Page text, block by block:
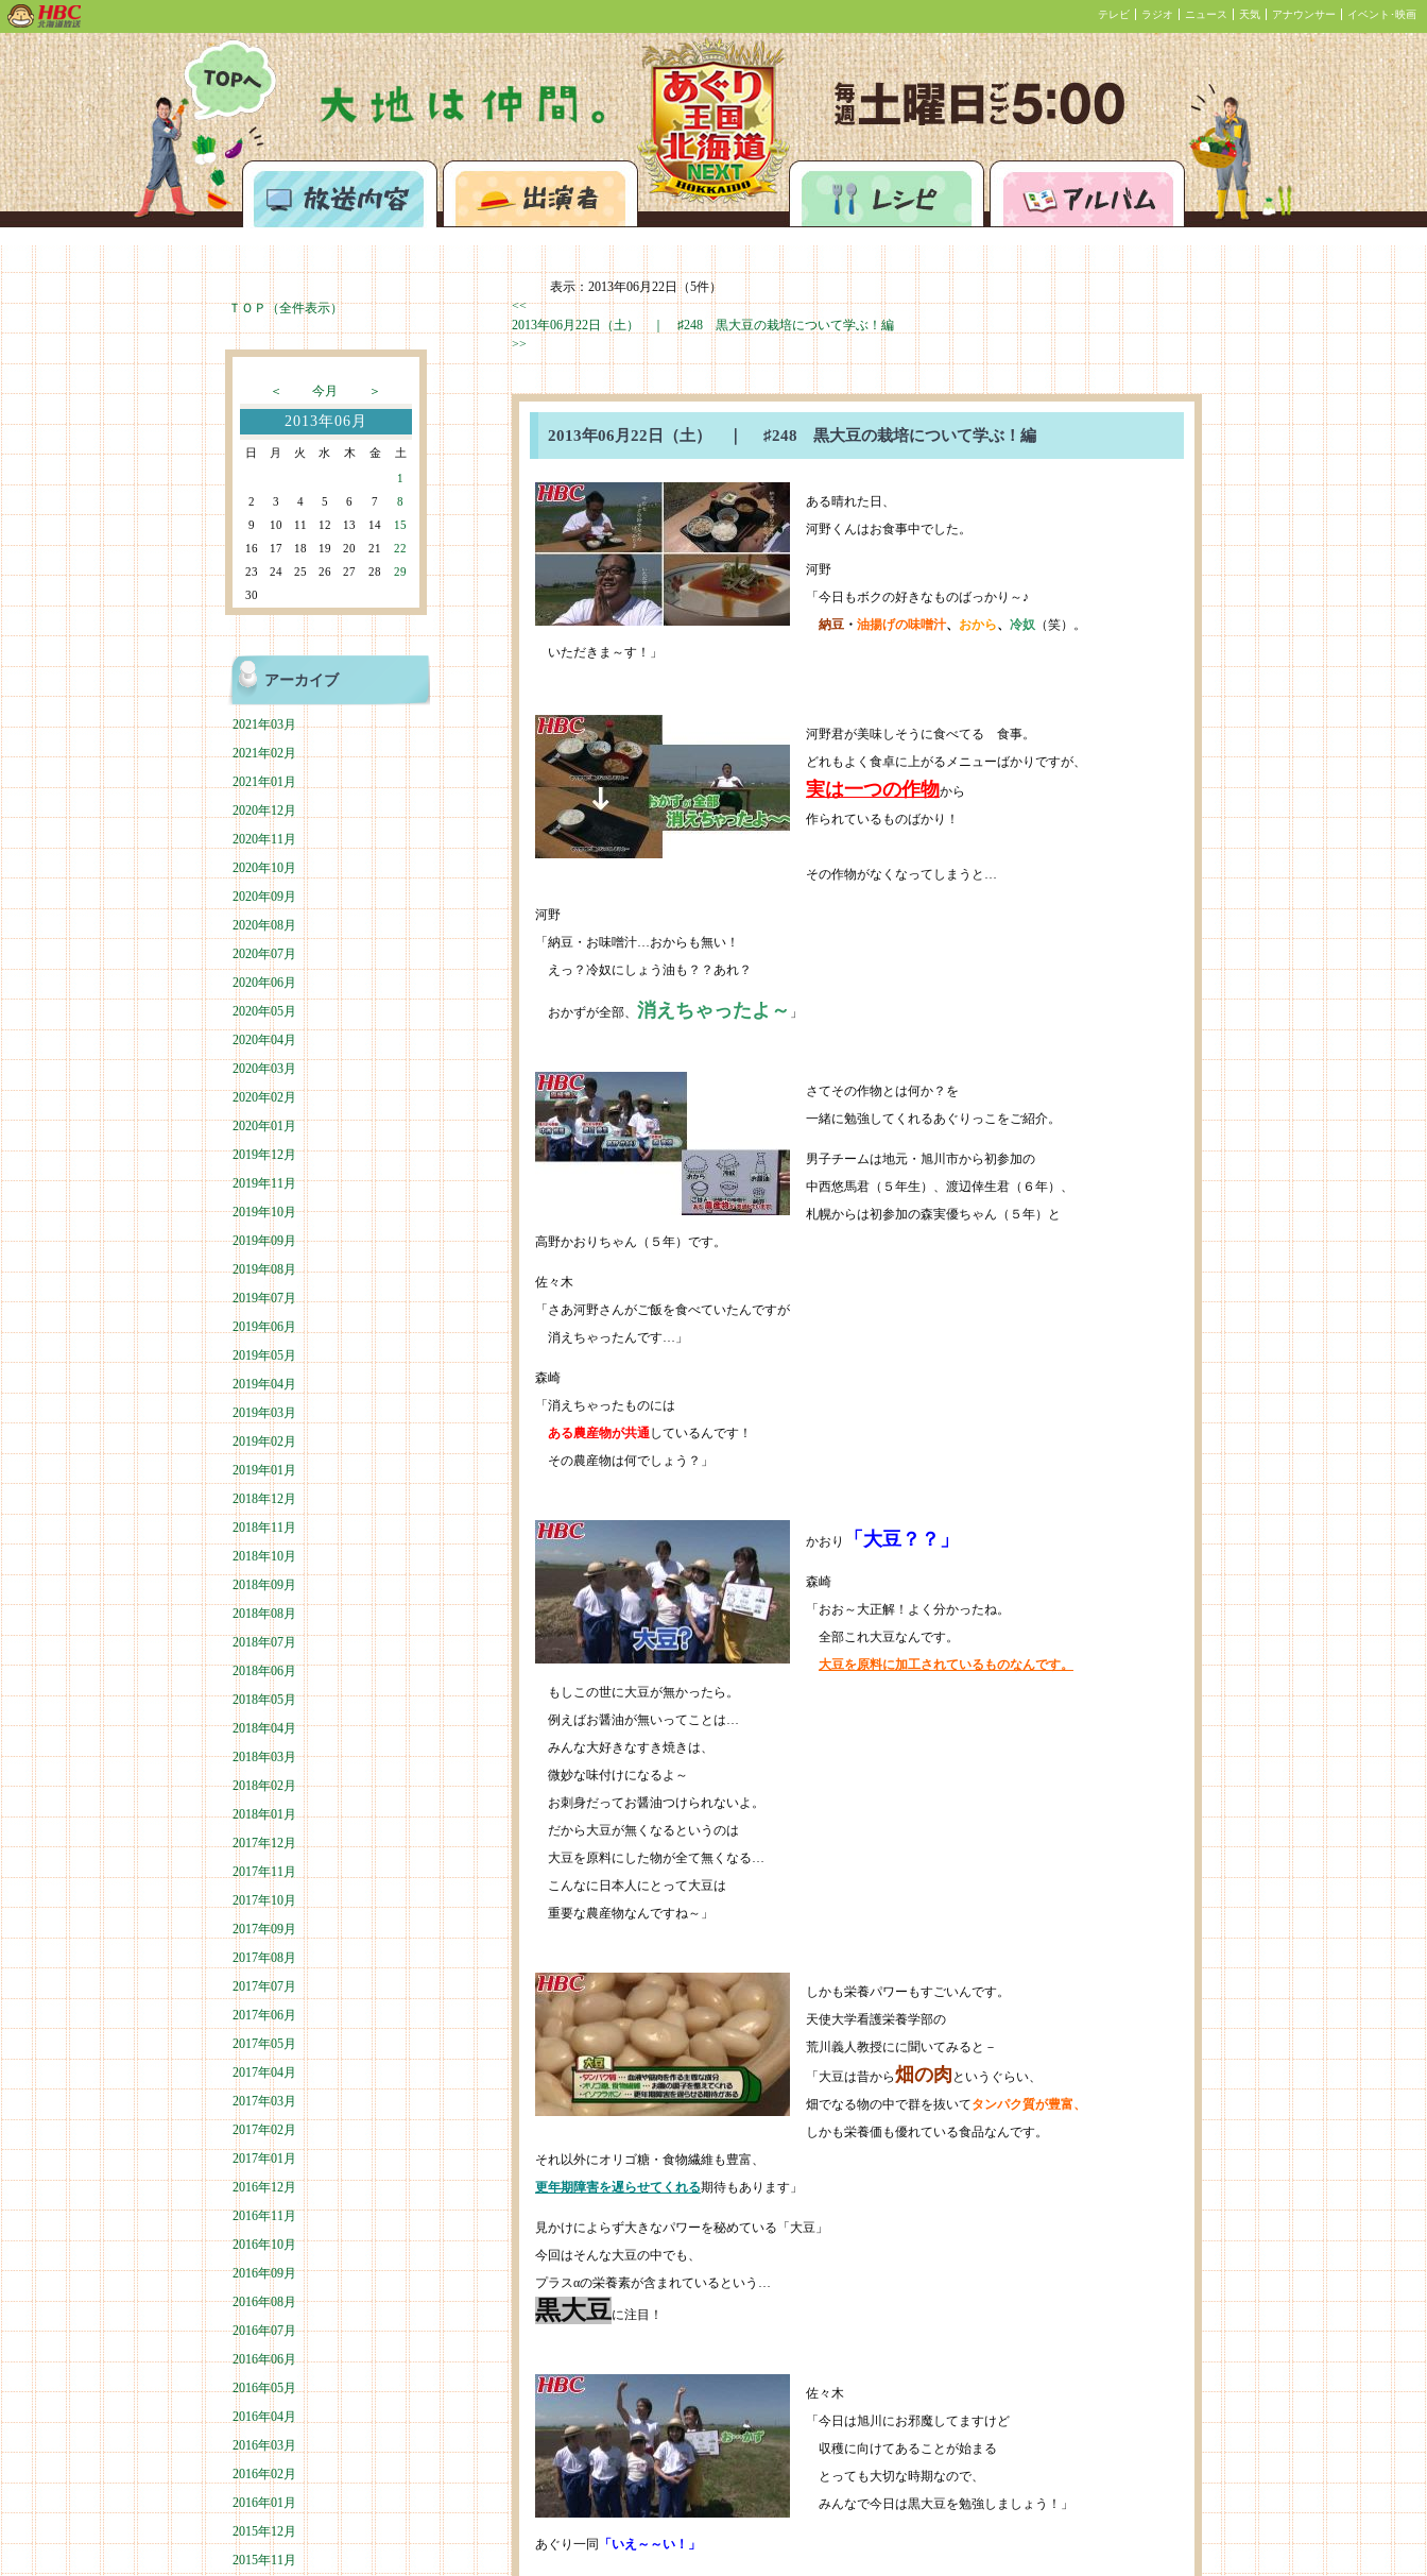
テレビ ラジオ ニュース 天気 アナウンサー イベント･映画
あぐり王国北海道NEXTトップページへ
放送内容 出演者 レシピ アルバム
ＴＯＰ（全件表示）
＜ 今月 ＞
2013年06月
日 月 火 水 木 金
土
1
2
3 4 5 6 7
8
9
10 11 12 13 14
15
16
17 18 19 20 21
22
23
24 25 26 27 28
29
30
アーカイブ
2021年03月
2021年02月
2021年01月
2020年12月
2020年11月
2020年10月
2020年09月
2020年08月
2020年07月
2020年06月
2020年05月
2020年04月
2020年03月
2020年02月
2020年01月
2019年12月
2019年11月
2019年10月
2019年09月
2019年08月
2019年07月
2019年06月
2019年05月
2019年04月
2019年03月
2019年02月
2019年01月
2018年12月
2018年11月
2018年10月
2018年09月
2018年08月
2018年07月
2018年06月
2018年05月
2018年04月
2018年03月
2018年02月
2018年01月
2017年12月
2017年11月
2017年10月
2017年09月
2017年08月
2017年07月
2017年06月
2017年05月
2017年04月
2017年03月
2017年02月
2017年01月
2016年12月
2016年11月
2016年10月
2016年09月
2016年08月
2016年07月
2016年06月
2016年05月
2016年04月
2016年03月
2016年02月
2016年01月
2015年12月
2015年11月
表示：2013年06月22日（5件）
<<
2013年06月22日（土） ｜ ♯248 黒大豆の栽培について学ぶ！編
>>
2013年06月22日（土） ｜ ♯248 黒大豆の栽培について学ぶ！編
ある晴れた日、
河野くんはお食事中でした。
河野
「今日もボクの好きなものばっかり～♪
納豆 ・ 油揚げの味噌汁、 おから、 冷奴 （笑）。
いただきま～す！」
河野君が美味しそうに食べてる 食事。
どれもよく食卓に上がるメニューばかりですが、
実は一つの作物から
作られているものばかり！
その作物がなくなってしまうと…
河野
「納豆・お味噌汁…おからも無い！
えっ？冷奴にしょう油も？？あれ？
おかずが全部、 消えちゃったよ～ 」
さてその作物とは何か？を
一緒に勉強してくれるあぐりっこをご紹介。
男子チームは地元・旭川市から初参加の
中西悠馬君（５年生）、渡辺倖生君（６年）、
札幌からは初参加の森実優ちゃん（５年）と
高野かおりちゃん（５年）です。
佐々木
「さあ河野さんがご飯を食べていたんですが
消えちゃったんです…」
森崎
「消えちゃったものには
ある農産物が共通しているんです！
その農産物は何でしょう？」
かおり 「大豆？？」
森崎
「おお～大正解！よく分かったね。
全部これ大豆なんです。
大豆を原料に加工されているものなんです。
もしこの世に大豆が無かったら。
例えばお醤油が無いってことは…
みんな大好きなすき焼きは、
微妙な味付けになるよ～
お刺身だってお醤油つけられないよ。
だから大豆が無くなるというのは
大豆を原料にした物が全て無くなる…
こんなに日本人にとって大豆は
重要な農産物なんですね～」
しかも栄養パワーもすごいんです。
天使大学看護栄養学部の
荒川義人教授にに聞いてみると－
「大豆は昔から畑の肉 というぐらい、
畑でなる物の中で群を抜いてタンパク質が豊富、
しかも栄養価も優れている食品なんです。
それ以外にオリゴ糖・食物繊維も豊富、
更年期障害を遅らせてくれる期待もあります」
見かけによらず大きなパワーを秘めている「大豆」
今回はそんな大豆の中でも、
プラスαの栄養素が含まれているという…
黒大豆に注目！
佐々木
「今日は旭川にお邪魔してますけど
収穫に向けてあることが始まる
とっても大切な時期なので、
みんなで今日は黒大豆を勉強しましょう！」
あぐり一同 「いえ～～い！」